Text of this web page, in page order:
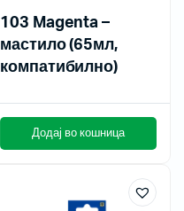
103 Magenta –
мастило (65мл,
компатибилно)
Додај во кошница